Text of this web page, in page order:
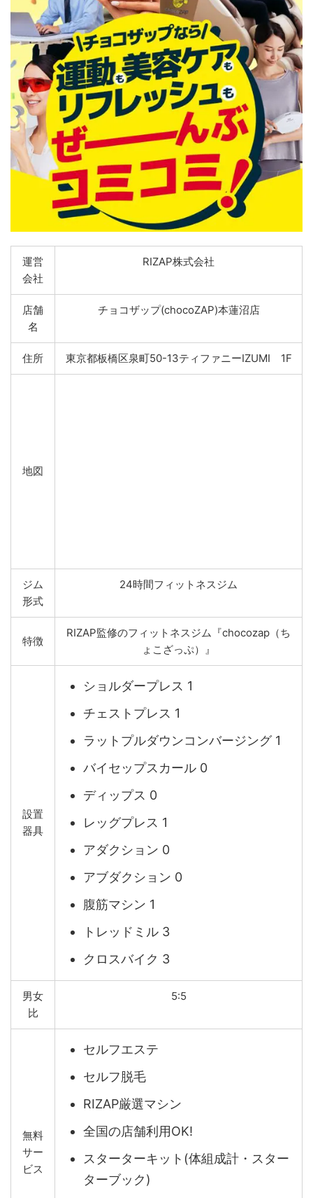
運営
会社
RIZAP株式会社
店舗
名
チョコザップ(chocoZAP)本蓮沼店
住所 東京都板橋区泉町50-13ティファニーIZUMI 1F
地図
ジム
形式
24時間フィットネスジム
特徴
RIZAP監修のフィットネスジム『chocozap（ち
ょこざっぷ）』
設置
器具
ショルダープレス 1
チェストプレス 1
ラットプルダウンコンバージング 1
バイセップスカール 0
ディップス 0
レッグプレス 1
アダクション 0
アブダクション 0
腹筋マシン 1
トレッドミル 3
クロスバイク 3
男女
比
5:5
無料
サー
ビス
セルフエステ
セルフ脱毛
RIZAP厳選マシン
全国の店舗利用OK!
スターターキット(体組成計・スター
ターブック)